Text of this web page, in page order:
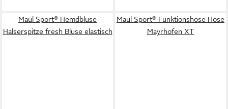
Maul Sport® Hemdbluse
Halserspitze fresh Bluse elastisch
Maul Sport® Funktionshose Hose
Mayrhofen XT